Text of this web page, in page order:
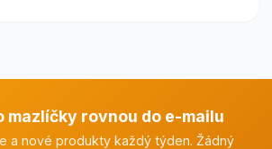
mazlíčky rovnou do e-mailu
a nové produkty každý týden. Žádný